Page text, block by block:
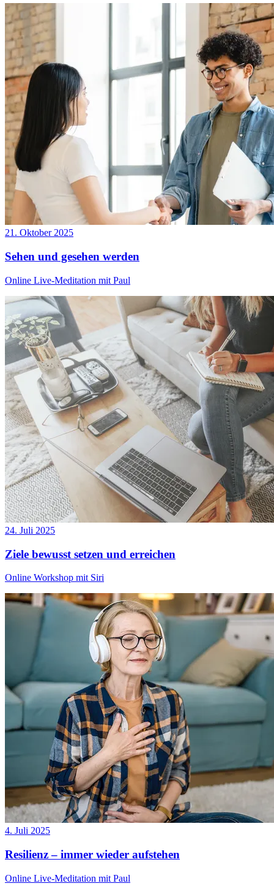
21. Oktober 2025
Sehen und gesehen werden
Online Live-Meditation mit Paul
24. Juli 2025
Ziele bewusst setzen und erreichen
Online Workshop mit Siri
4. Juli 2025
Resilienz – immer wieder aufstehen
Online Live-Meditation mit Paul